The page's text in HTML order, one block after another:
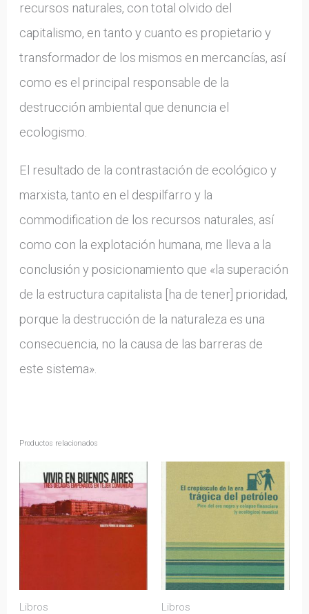
recursos naturales, con total olvido del
capitalismo, en tanto y cuanto es propietario y
transformador de los mismos en mercancías, así
como es el principal responsable de la
destrucción ambiental que denuncia el
ecologismo.
El resultado de la contrastación de ecológico y
marxista, tanto en el despilfarro y la
commodification de los recursos naturales, así
como con la explotación humana, me lleva a la
conclusión y posicionamiento que «la superación
de la estructura capitalista [ha de tener] prioridad,
porque la destrucción de la naturaleza es una
consecuencia, no la causa de las barreras de
este sistema».
Productos relacionados
Libros Libros